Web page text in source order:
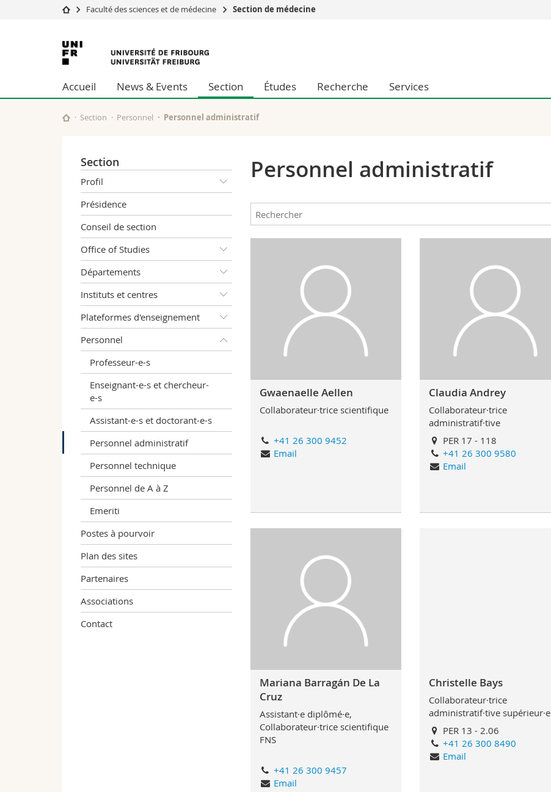
Université
Recherche
Université
Formation continue
Sciences économiques et sociales et management
Lettres et sciences humaines
Sciences de l'éducation et de la formation
Chercheurs
Faculté des sciences et de médecine Section de médecine
Université
de
Fribourg
Accueil News & Events Section Études Recherche Services
Section Personnel Personnel administratif
Section
Profil
Présidence
Conseil de section
Office of Studies
Départements
Instituts et centres
Plateformes d'enseignement
Personnel
Professeur-e-s
Enseignant-e-s et chercheur-
e-s
Assistant-e-s et doctorant-e-s
Personnel administratif
Personnel technique
Personnel de A à Z
Emeriti
Postes à pourvoir
Plan des sites
Partenaires
Associations
Contact
Personnel administratif
Gwaenaelle Aellen
Collaborateur·trice scientifique
+41 26 300 9452
Email
Claudia Andrey
Collaborateur·trice
administratif·tive
PER 17 - 118
+41 26 300 9580
Email
Mariana Barragán De La
Cruz
Assistant·e diplômé·e,
Collaborateur·trice scientifique
FNS
+41 26 300 9457
Email
Christelle Bays
Collaborateur·trice
administratif·tive supérieur·e
PER 13 - 2.06
+41 26 300 8490
Email